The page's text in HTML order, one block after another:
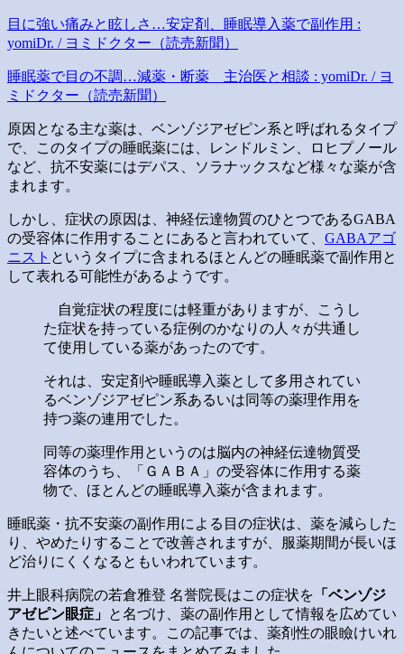
目に強い痛みと眩しさ…安定剤、睡眠導入薬で副作用 :
yomiDr. / ヨミドクター（読売新聞）
睡眠薬で目の不調…減薬・断薬 主治医と相談 : yomiDr. / ヨ
ミドクター（読売新聞）
原因となる主な薬は、ベンゾジアゼピン系と呼ばれるタイプ
で、このタイプの睡眠薬には、レンドルミン、ロヒプノール
など、抗不安薬にはデパス、ソラナックスなど様々な薬が含
まれます。
しかし、症状の原因は、神経伝達物質のひとつであるGABA
の受容体に作用することにあると言われていて、 GABAアゴ
ニスト というタイプに含まれるほとんどの睡眠薬で副作用と
して表れる可能性があるようです。
自覚症状の程度には軽重がありますが、こうし
た症状を持っている症例のかなりの人々が共通し
て使用している薬があったのです。
それは、安定剤や睡眠導入薬として多用されてい
るベンゾジアゼピン系あるいは同等の薬理作用を
持つ薬の連用でした。
同等の薬理作用というのは脳内の神経伝達物質受
容体のうち、「ＧＡＢＡ」の受容体に作用する薬
物で、ほとんどの睡眠導入薬が含まれます。
睡眠薬・抗不安薬の副作用による目の症状は、薬を減らした
り、やめたりすることで改善されますが、服薬期間が長いほ
ど治りにくくなるともいわれています。
井上眼科病院の若倉雅登 名誉院長はこの症状を 「ベンゾジ
アゼピン眼症」 と名づけ、薬の副作用として情報を広めてい
きたいと述べています。この記事では、薬剤性の眼瞼けいれ